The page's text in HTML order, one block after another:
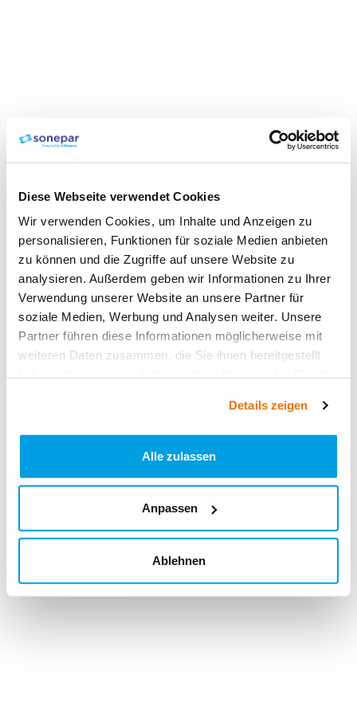
Diese Webseite verwendet Cookies
Wir verwenden Cookies, um Inhalte und Anzeigen zu
personalisieren, Funktionen für soziale Medien anbieten
zu können und die Zugriffe auf unsere Website zu
analysieren. Außerdem geben wir Informationen zu Ihrer
Verwendung unserer Website an unsere Partner für
soziale Medien, Werbung und Analysen weiter. Unsere
Partner führen diese Informationen möglicherweise mit
weiteren Daten zusammen, die Sie ihnen bereitgestellt
Details zeigen
Alle zulassen
Anpassen
Ablehnen